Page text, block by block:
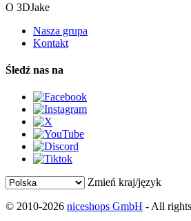
O 3DJake
Nasza grupa
Kontakt
Śledź nas na
Zmień kraj/język
© 2010-2026 niceshops GmbH - All